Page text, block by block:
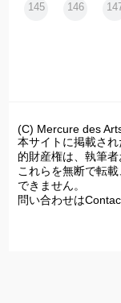
145 146
(C) Mercure des
本サイトに掲載さ
的財産権は、執筆者
これらを無断で転
できません。
問い合わせは